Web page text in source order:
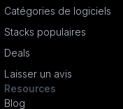
Catégories de logiciels
Stacks populaires
Deals
Laisser un avis
Resources
Blog